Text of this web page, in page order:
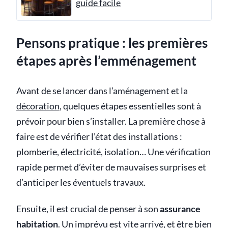
guide facile
Pensons pratique : les premières
étapes après l’emménagement
Avant de se lancer dans l’aménagement et la
décoration, quelques étapes essentielles sont à
prévoir pour bien s’installer. La première chose à
faire est de vérifier l’état des installations :
plomberie, électricité, isolation… Une vérification
rapide permet d’éviter de mauvaises surprises et
d’anticiper les éventuels travaux.
Ensuite, il est crucial de penser à sonassurance
habitation. Un imprévu est vite arrivé, et être bien